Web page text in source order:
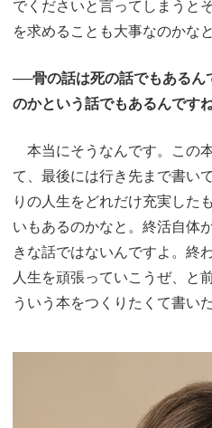
でくださいと言ってしまうと
を求めることも大事なのかな
──骨の話は死の話でもあるん
のかという話でもあるんですね
本当にそうなんです。この
て、最後には行き先まで書い
りの人生をどれだけ充実した
いもあるのかなと。終活自体
きな話ではないんですよ。終
人生を頑張っていこうぜ、と
ういう本をつくりたくて書い